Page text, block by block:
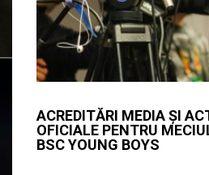
ACREDITĂRI MEDIA ȘI
OFICIALE PENTRU
BSC YOUNG BOYS